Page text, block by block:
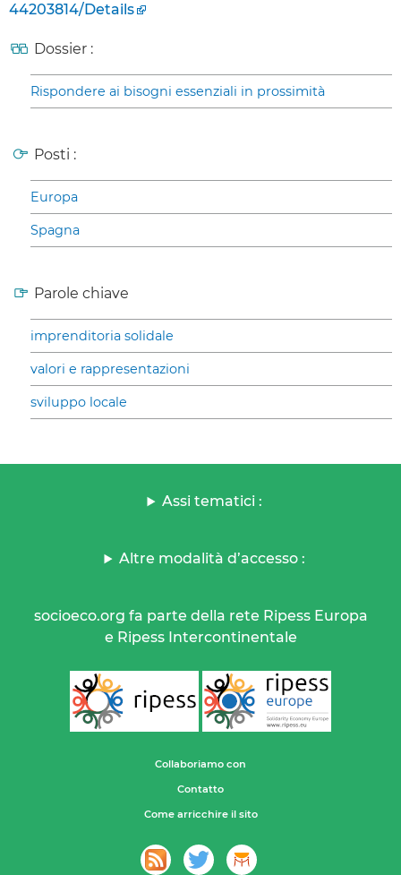
44203814/Details
Dossier :
Rispondere ai bisogni essenziali in prossimità
Posti :
Europa
Spagna
Parole chiave
imprenditoria solidale
valori e rappresentazioni
sviluppo locale
Assi tematici :
Altre modalità d’accesso :
socioeco.org fa parte della rete Ripess Europa
e Ripess Intercontinentale
Collaboriamo con
Contatto
Come arricchire il sito